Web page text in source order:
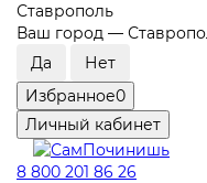
Ставрополь
Ваш город —
Избранное0
Личный кабинет
8 800 201 86 26